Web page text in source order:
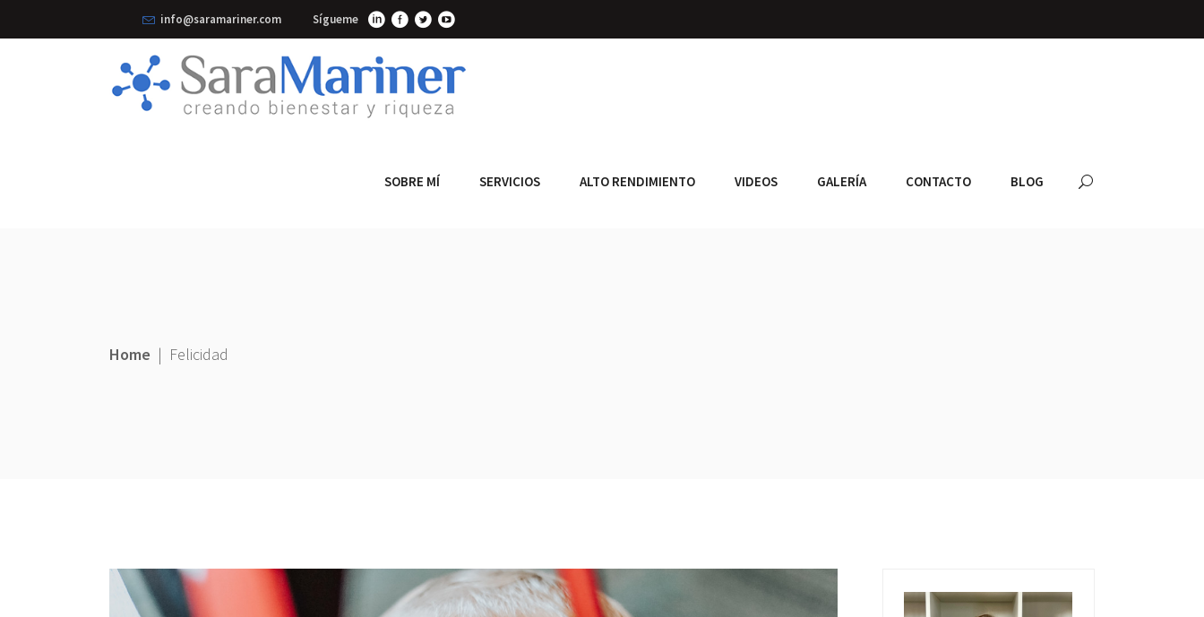
info@saramariner.com Sígueme
SOBRE MÍ SERVICIOS ALTO RENDIMIENTO VIDEOS GALERÍA CONTACTO BLOG
Home | Felicidad